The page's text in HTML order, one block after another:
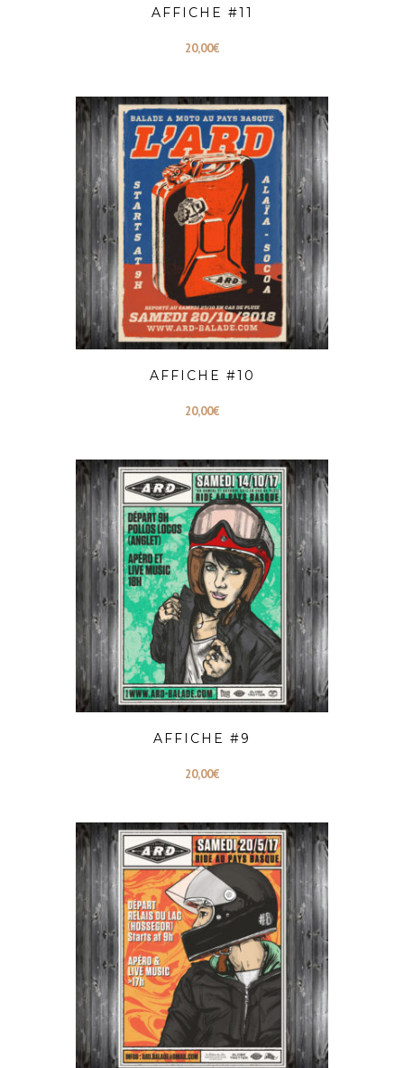
AFFICHE #11
20,00€
AFFICHE #10
20,00€
AFFICHE #9
20,00€